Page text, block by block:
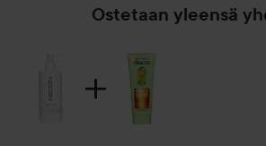
Ostetaan yleensä